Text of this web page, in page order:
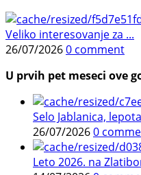
Veliko interesovanje za ...
26/07/20260 comment
U prvih pet meseci ove
Selo Jablanica,
26/07/20260
Leto 2026. na